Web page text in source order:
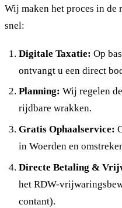
Wij maken het proces in de
snel:
Digitale Taxatie: Op
ontvangt u een direct
Planning: Wij regelen
rijdbare wrakken.
Gratis Ophaalservice:
in Woerden en
Directe Betaling &
het RDW-
contant).